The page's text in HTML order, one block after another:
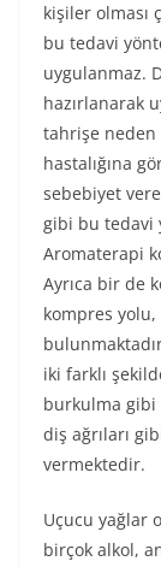
kişiler olması
bu tedavi
uygulanmaz.
hazırlanarak
tahrişe neden
hastalığına
sebebiyet
gibi bu tedavi
Aromaterapi
Ayrıca bir de
kompres
iki farklı
burkulma gibi
diş ağrıları
vermektedir.
Uçucu yağlar
birçok alkol,